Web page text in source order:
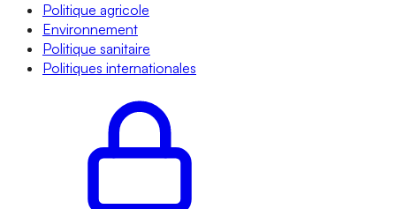
Politique agricole
Environnement
Politique sanitaire
Politiques internationales